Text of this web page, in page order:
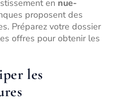
en nue-
proposent des
Préparez votre dossier
offres pour obtenir les
les